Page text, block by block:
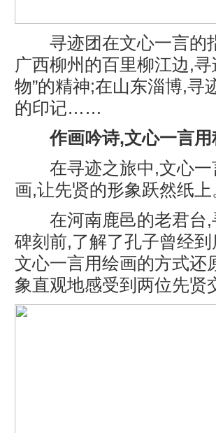
寻迹团在文心一言的
广西柳州的百里柳江边,
物”的精神;在山东淄博,寻
的印记……
作画吟诗,文心一言
在寻迹之旅中,文心一
画,让先贤的形象跃然纸上
在河南鹿邑的老君台,
碑刻前,了解了孔子曾经
文心一言用绘画的方式还
象直观地感受到两位先贤